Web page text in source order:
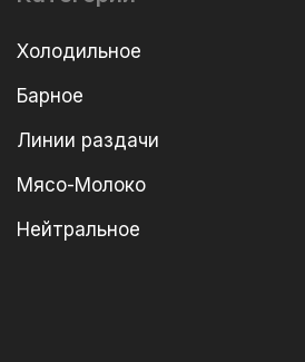
Холодильное
Барное
Линии раздачи
Мясо-Молоко
Нейтральное